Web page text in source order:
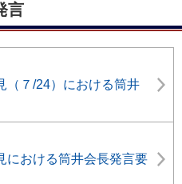
言
（７/24）における筒井
における筒井会長発言要